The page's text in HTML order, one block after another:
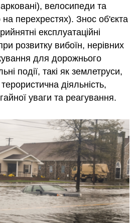
велосипеди та
перехрестях). Знос об'єкта
експлуатаційні
розвитку вибоїн, нерівних
для дорожнього
події, такі як землетруси,
діяльність,
уваги та реагування.